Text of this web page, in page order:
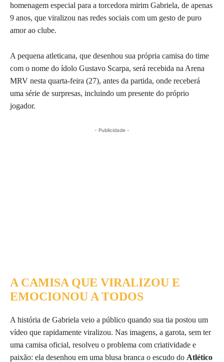
homenagem especial para a torcedora mirim Gabriela, de apenas
9 anos, que viralizou nas redes sociais com um gesto de puro
amor ao clube.
A pequena atleticana, que desenhou sua própria camisa do time
com o nome do ídolo Gustavo Scarpa, será recebida na Arena
MRV nesta quarta-feira (27), antes da partida, onde receberá
uma série de surpresas, incluindo um presente do próprio
jogador.
- Publicidade -
A CAMISA QUE VIRALIZOU E
EMOCIONOU A TODOS
A história de Gabriela veio a público quando sua tia postou um
vídeo que rapidamente viralizou. Nas imagens, a garota, sem ter
uma camisa oficial, resolveu o problema com criatividade e
paixão: ela desenhou em uma blusa branca o escudo do Atlético